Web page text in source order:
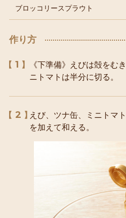
ブロッコリースプラウト
作り方
1
《下準備》えびは殻をむ
ニトマトは半分に切る。
2
えび、ツナ缶、ミニトマ
を加えて和える。